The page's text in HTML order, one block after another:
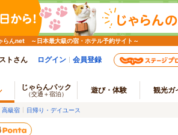
らんnet ～日本最大級の宿・ホテル予約サイト～
トさん ログイン 会員登録
じゃらんパック
（交通＋宿泊） 遊び・体験 観光ガ
高級宿 日帰り・デイユース